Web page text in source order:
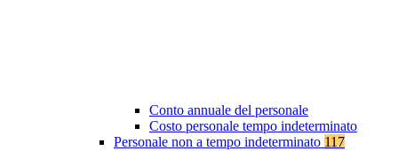
Conto annuale del personale
Costo personale tempo indeterminato
Personale non a tempo indeterminato 117